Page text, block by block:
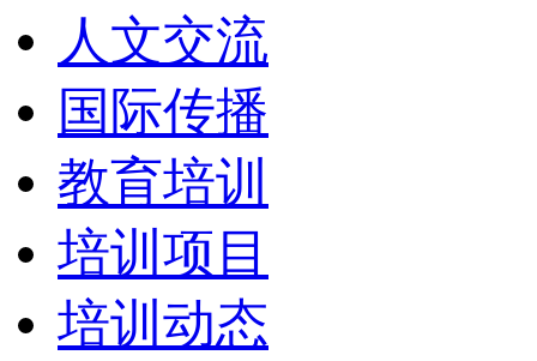
人文交流
国际传播
教育培训
培训项目
培训动态